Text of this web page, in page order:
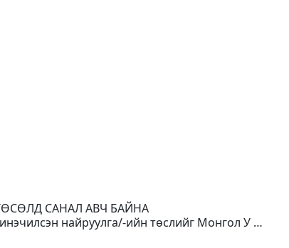
САНАЛ АВЧ БАЙНА
найруулга/-ийн төслийг Монгол У …